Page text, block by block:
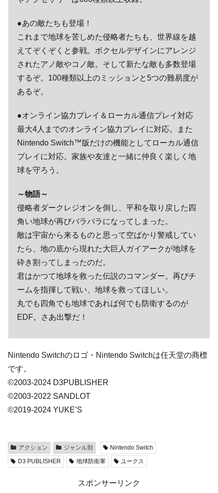
●あの敵たちも登場！
これまで地球を苦しめた侵略者たちも、世界線を越
えてぞくぞくと参戦。ボクセルデザインにアレンジ
されたアノ敵やコノ敵。そして新たな敵も多数登場
するぞ。100種類以上のミッションと5つの難易度が
あるぞ。
●オンライン協力プレイ＆ローカル通信プレイ対応
最大4人までのオンライン協力プレイに対応。また
Nintendo Switch™版だけの機能としてローカル通信
プレイに対応。家族や友達と一緒に仲良く楽しく地
球を守ろう。
～物語～
侵略者ダークレジオンを倒し、平和を取り戻した四
角い地球が再びバラバラになってしまった。
敵は宇宙から来るものと思って空ばかり警戒してい
たら、地の底から現れた大巨人ガイアークが地球を
砕き割ってしまったのだ。
君はかつて地球を救った伝説のコマンダー。再びチ
ームを指揮して戦い、地球を救ってほしい。
丸でも四角でも地球であれば何でも防衛するのが
EDF。さあ出撃だ！
Nintendo Switchのロゴ・Nintendo Switchは任天堂の商標
です。
©2003-2024 D3PUBLISHER
©2003-2022 SANDLOT
©2019-2024 YUKE’S
アクション ジャンル別
Nintendo Switch
D3 PUBLISHER
地球防衛軍 ユークス
スポンサーリンク